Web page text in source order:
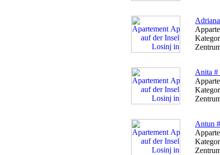
Anita #
Antun